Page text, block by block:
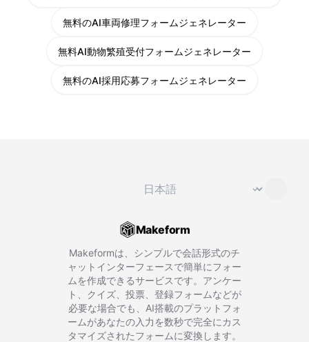
無料のAI車両修理フォームジェネレーター
無料AI動物繁殖受付フォームジェネレーター
無料のAI採用応募フォームジェネレーター
言語を変更 ⌄
Makeform
Makeformは、シンプルで会話形式のチ
ャットインターフェースで簡単にフォー
ムを作成できるサービスです。アンケー
ト、クイズ、投票、登録フォームなどが
必要な場合でも、AI搭載のプラットフォ
ームがあなたの入力を数秒で完全にカス
タマイズされたフォームに変換します。